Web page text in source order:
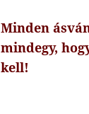
Minden
mindegy,
kell!